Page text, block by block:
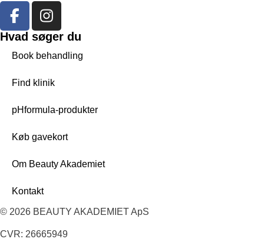
Hvad søger du
Book behandling
Find klinik
pHformula-produkter
Køb gavekort
Om Beauty Akademiet
Kontakt
© 2026 BEAUTY AKADEMIET ApS
CVR: 26665949